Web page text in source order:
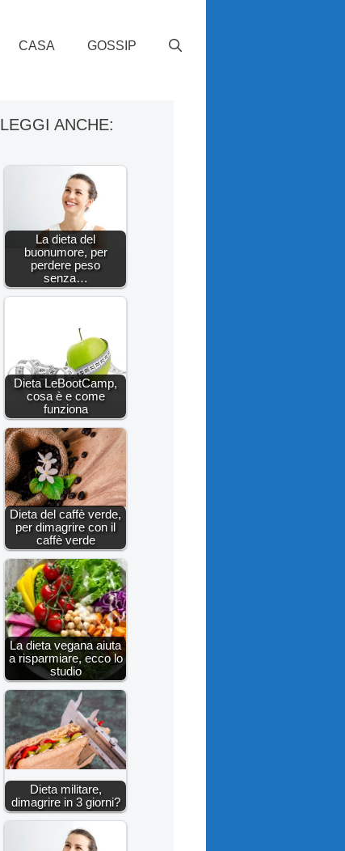
CASA GOSSIP
LEGGI ANCHE:
La dieta del
buonumore, per
perdere peso
senza…
Dieta LeBootCamp,
cosa è e come
funziona
Dieta del caffè verde,
per dimagrire con il
caffè verde
La dieta vegana aiuta
a risparmiare, ecco lo
studio
Dieta militare,
dimagrire in 3 giorni?